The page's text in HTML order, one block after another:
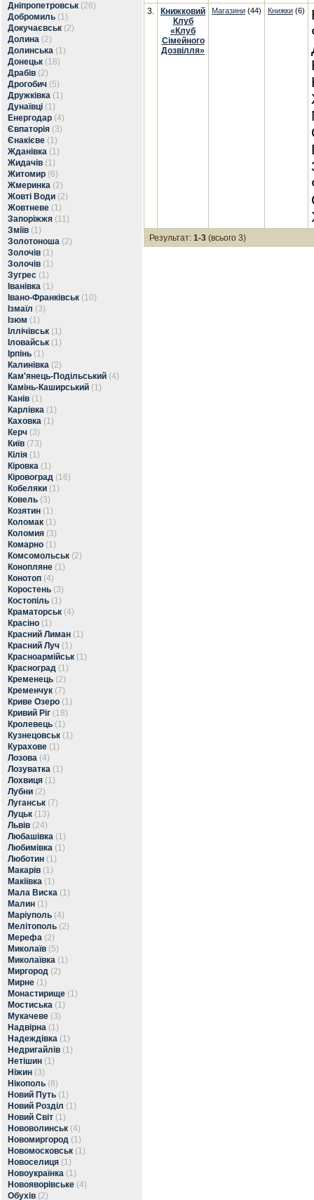
Дніпропетровськ (26)
Добромиль (1)
Докучаєвськ (2)
Долина (2)
Долинська (1)
Донецьк (18)
Драбів (2)
Дрогобич (5)
Дружківка (1)
Дунаївці (1)
Енергодар (4)
Євпаторія (3)
Єнакієве (1)
Жданівка (1)
Жидачів (1)
Житомир (6)
Жмеринка (2)
Жовті Води (2)
Жовтневе (1)
Запоріжжя (11)
Зміїв (1)
Золотоноша (2)
Золочів (1)
Золочів (1)
Зугрес (1)
Іванівка (1)
Івано-Франківськ (10)
Ізмаїл (3)
Ізюм (1)
Іллічівськ (1)
Іловайськ (1)
Ірпінь (1)
Калинівка (2)
Кам'янець-Подільський (4)
Камінь-Каширський (1)
Канів (1)
Карлівка (1)
Каховка (1)
Керч (3)
Київ (73)
Кілія (1)
Кіровка (1)
Кіровоград (16)
Кобеляки (1)
Ковель (3)
Козятин (1)
Коломак (1)
Коломия (3)
Комарно (1)
Комсомольськ (2)
Конопляне (1)
Конотоп (4)
Коростень (3)
Костопіль (1)
Краматорськ (4)
Красіно (1)
Красний Лиман (1)
Красний Луч (1)
Красноармійськ (1)
Красноград (1)
Кременець (2)
Кременчук (7)
Криве Озеро (1)
Кривий Ріг (18)
Кролевець (1)
Кузнецовськ (1)
Курахове (1)
Лозова (4)
Лозуватка (1)
Лохвиця (1)
Лубни (2)
Луганськ (7)
Луцьк (13)
Львів (24)
Любашівка (1)
Любимівка (1)
Люботин (1)
Макарів (1)
Макіївка (1)
Мала Виска (1)
Малин (1)
Маріуполь (4)
Мелітополь (2)
Мерефа (2)
Миколаїв (5)
Миколаївка (1)
Миргород (2)
Мирне (1)
Монастирище (1)
Мостиська (1)
Мукачеве (3)
Надвірна (1)
Надеждівка (1)
Недригайлів (1)
Нетішин (1)
Ніжин (3)
Нікополь (8)
Новий Путь (1)
Новий Розділ (1)
Новий Світ (1)
Нововолинськ (4)
Новомиргород (1)
Новомосковськ (1)
Новоселиця (1)
Новоукраїнка (1)
Новояворівське (4)
Обухів (2)
3.
Книжковий
Клуб
«Клуб
Сімейного
Дозвілля»
Магазини (44) Книжки (6)
Результат: 1-3 (всього 3)